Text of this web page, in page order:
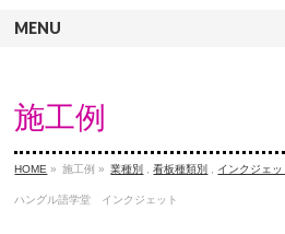
MENU
施工例
HOME » 施工例 » 業種別 ,看板種類別 インクジェッ
ハングル語学堂 インクジェット